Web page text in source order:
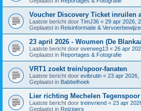
Voucher Discovery Ticket inruilen
Laatste bericht door TimJ36 « 29 apr 2026,
Geplaatst in Reisinformatie &
23 april 2026 - Woumen (De
Laatste bericht door overweg13 « 26 apr
Geplaatst in Reportages & Fotografie
VRT1 zoekt trein/spoor-fanaten
Laatste bericht door evibrutin « 23 apr 2026,
Geplaatst in Babbelhoek
Lier richting Mechelen Tegenspoor
Laatste bericht door treinvriend « 23 apr
Geplaatst in Reizigers